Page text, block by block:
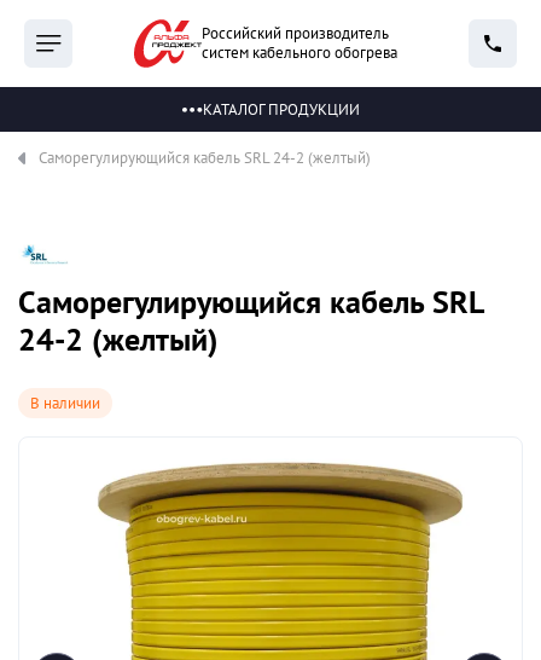
Российский производитель
систем кабельного обогрева
КАТАЛОГ ПРОДУКЦИИ
Саморегулирующийся кабель SRL 24-2 (желтый)
В наличии
Саморегулирующийся кабель SRL
24-2 (желтый)